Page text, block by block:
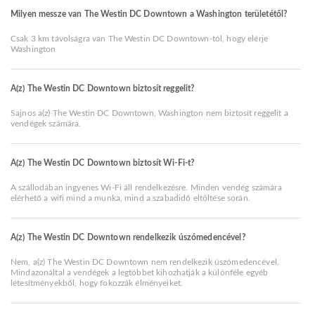
Milyen messze van The Westin DC Downtown a Washington területétől?
Csak 3 km távolságra van The Westin DC Downtown-tól, hogy elérje
Washington
A(z) The Westin DC Downtown biztosít reggelit?
Sajnos a(z) The Westin DC Downtown, Washington nem biztosít reggelit a
vendégek számára.
A(z) The Westin DC Downtown biztosít Wi-Fi-t?
A szállodában ingyenes Wi-Fi áll rendelkezésre. Minden vendég számára
elérhető a wifi mind a munka, mind a szabadidő eltöltése során.
A(z) The Westin DC Downtown rendelkezik úszómedencével?
Nem, a(z) The Westin DC Downtown nem rendelkezik úszómedencével.
Mindazonáltal a vendégek a legtöbbet kihozhatják a különféle egyéb
létesítményekből, hogy fokozzák élményeiket.